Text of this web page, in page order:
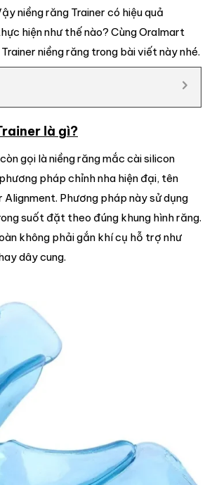
niềng răng Trainer có hiệu quả
hiện như thế nào? Cùng Oralmart
niềng răng trong bài viết này nhé.
là gì?
gọi là niềng răng mắc cài silicon
pháp chỉnh nha hiện đại, tên
Alignment. Phương pháp này sử dụng
suốt đặt theo đúng khung hình răng.
không phải gắn khí cụ hỗ trợ như
dây cung.